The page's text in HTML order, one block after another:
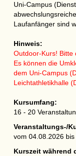
Uni-Campus
Laufanfänger sind
Hinweis:
Outdoor-Kurs! Bitte
Es können die
dem Uni-Campus
Leichtathletikhalle
Kursumfang:
16 - 20
Veranstaltungs-/
vom 04.08.2026
Kurszeit während